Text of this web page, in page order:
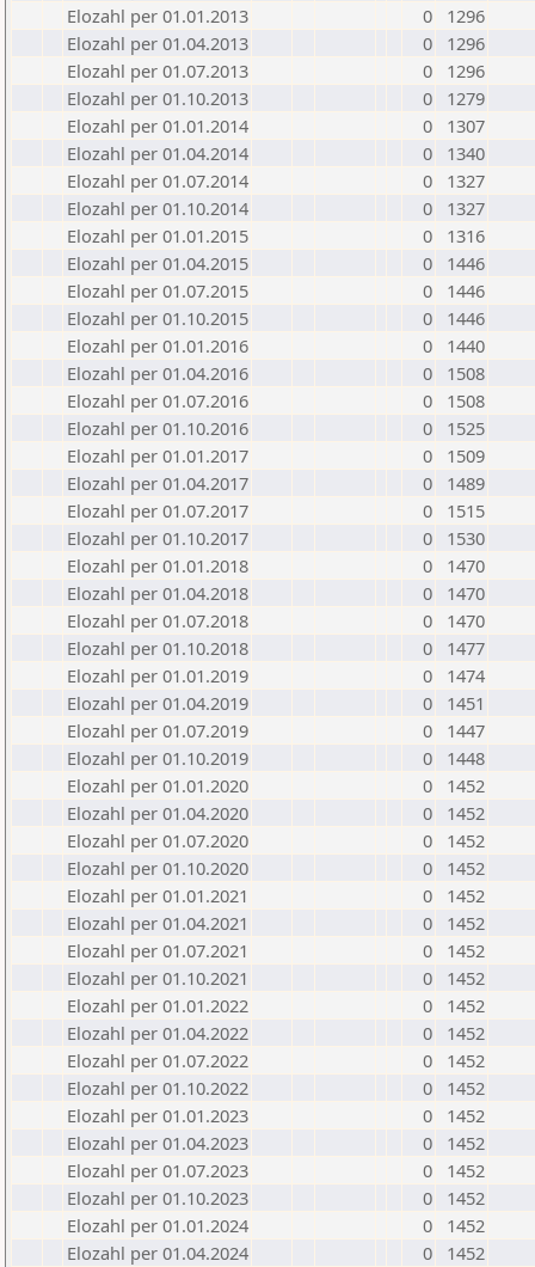
Elozahl per 01.01.2013
0
1296
Elozahl per 01.04.2013
0
1296
Elozahl per 01.07.2013
0
1296
Elozahl per 01.10.2013
0
1279
Elozahl per 01.01.2014
0
1307
Elozahl per 01.04.2014
0
1340
Elozahl per 01.07.2014
0
1327
Elozahl per 01.10.2014
0
1327
Elozahl per 01.01.2015
0
1316
Elozahl per 01.04.2015
0
1446
Elozahl per 01.07.2015
0
1446
Elozahl per 01.10.2015
0
1446
Elozahl per 01.01.2016
0
1440
Elozahl per 01.04.2016
0
1508
Elozahl per 01.07.2016
0
1508
Elozahl per 01.10.2016
0
1525
Elozahl per 01.01.2017
0
1509
Elozahl per 01.04.2017
0
1489
Elozahl per 01.07.2017
0
1515
Elozahl per 01.10.2017
0
1530
Elozahl per 01.01.2018
0
1470
Elozahl per 01.04.2018
0
1470
Elozahl per 01.07.2018
0
1470
Elozahl per 01.10.2018
0
1477
Elozahl per 01.01.2019
0
1474
Elozahl per 01.04.2019
0
1451
Elozahl per 01.07.2019
0
1447
Elozahl per 01.10.2019
0
1448
Elozahl per 01.01.2020
0
1452
Elozahl per 01.04.2020
0
1452
Elozahl per 01.07.2020
0
1452
Elozahl per 01.10.2020
0
1452
Elozahl per 01.01.2021
0
1452
Elozahl per 01.04.2021
0
1452
Elozahl per 01.07.2021
0
1452
Elozahl per 01.10.2021
0
1452
Elozahl per 01.01.2022
0
1452
Elozahl per 01.04.2022
0
1452
Elozahl per 01.07.2022
0
1452
Elozahl per 01.10.2022
0
1452
Elozahl per 01.01.2023
0
1452
Elozahl per 01.04.2023
0
1452
Elozahl per 01.07.2023
0
1452
Elozahl per 01.10.2023
0
1452
Elozahl per 01.01.2024
0
1452
Elozahl per 01.04.2024
0
1452